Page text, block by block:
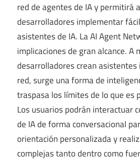
red de agentes de IA y permitirá
desarrolladores implementar
asistentes de IA. La AI Agent
implicaciones de gran alcance. A
desarrolladores crean
red, surge una forma de
traspasa los límites de lo que es
Los usuarios podrán interactuar
de IA de forma conversacional
orientación personalizada y
complejas tanto dentro como